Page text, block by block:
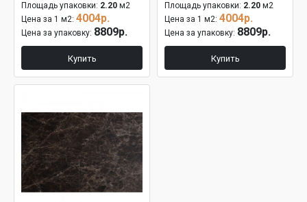
Площадь упаковки: 2.20 м2
Цена за 1 м2: 4004р.
Цена за упаковку: 8809р.
Купить
Площадь упаковки: 2.20 м2
Цена за 1 м2: 4004р.
Цена за упаковку: 8809р.
Купить